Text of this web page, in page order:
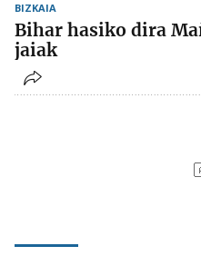
BIZKAIA
Bihar hasiko dira
jaiak